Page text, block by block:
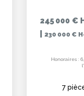
245 000 €
230 000 €
Honoraires :
7